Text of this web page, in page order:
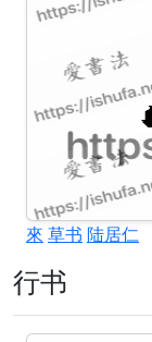
來 草书 陆居仁
行书